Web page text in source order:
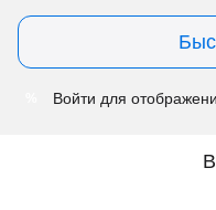
Войти для